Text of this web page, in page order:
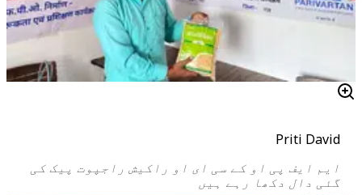
Priti David
ایم ایف پی او کے سی ای او راکیش راجپوت پیک کی
گئی دال دکھا رہے ہیں